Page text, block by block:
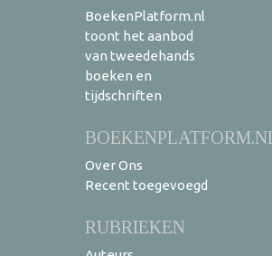
BoekenPlatform.nl
toont het aanbod
van tweedehands
boeken en
tijdschriften
Over Ons
Recent toegevoegd
RUBRIEKEN